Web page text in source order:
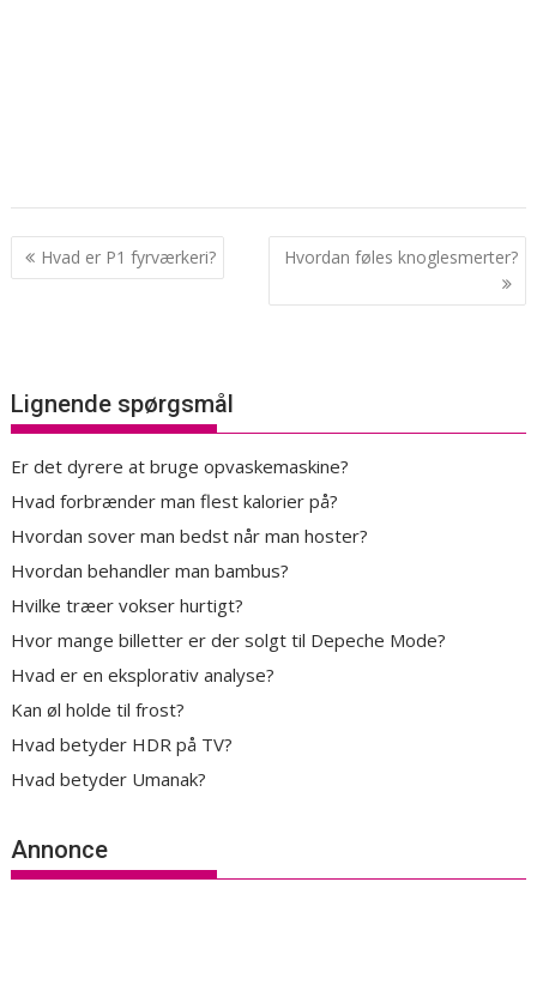
Indlægsnavigation
Hvad er P1 fyrværkeri? Hvordan føles knoglesmerter?
Lignende spørgsmål
Er det dyrere at bruge opvaskemaskine?
Hvad forbrænder man flest kalorier på?
Hvordan sover man bedst når man hoster?
Hvordan behandler man bambus?
Hvilke træer vokser hurtigt?
Hvor mange billetter er der solgt til Depeche Mode?
Hvad er en eksplorativ analyse?
Kan øl holde til frost?
Hvad betyder HDR på TV?
Hvad betyder Umanak?
Annonce